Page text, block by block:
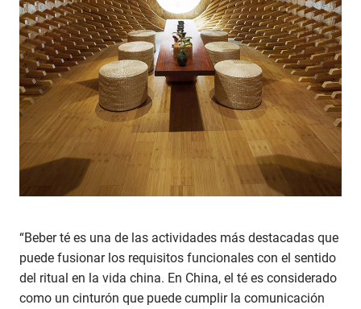
“Beber té es una de las actividades más destacadas que
puede fusionar los requisitos funcionales con el sentido
del ritual en la vida china. En China, el té es considerado
como un cinturón que puede cumplir la comunicación